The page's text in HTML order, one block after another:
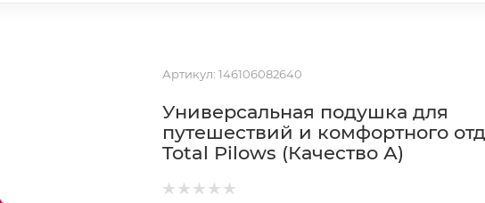
Артикул: 146106082640
Универсальная подушка для
путешествий и комфортного
Total Pilows (Качество А)